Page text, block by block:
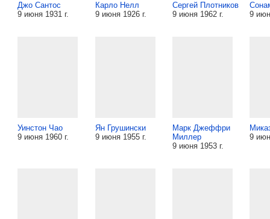
Джо Сантос
9 июня 1931 г.
Карло Нелл
9 июня 1926 г.
Сергей Плотников
9 июня 1962 г.
9
Уинстон Чао
9 июня 1960 г.
Ян Грушински
9 июня 1955 г.
Марк Джеффри
Миллер
9 июня 1953 г.
9